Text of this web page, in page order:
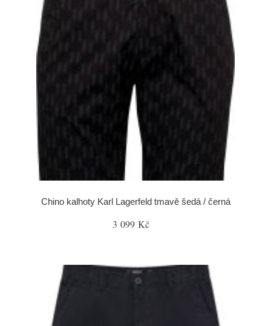
Chino kalhoty Karl Lagerfeld tmavě šedá / černá
3 099 Kč